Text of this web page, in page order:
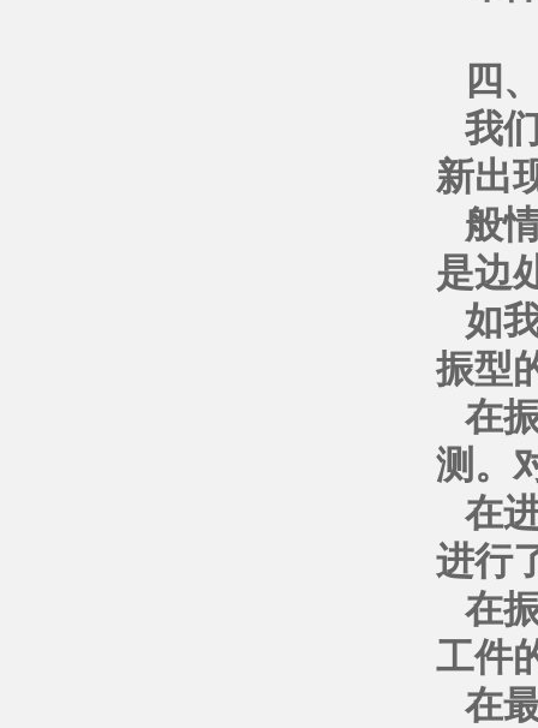
四
我
新出
般
是边
如
振型
在
测。
在
进行
在
工件
在